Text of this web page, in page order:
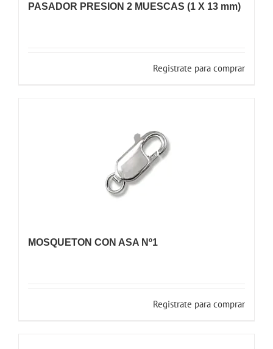
PASADOR PRESION 2 MUESCAS (1 X 13 mm)
Registrate para comprar
MOSQUETON CON ASA Nº1
Registrate para comprar